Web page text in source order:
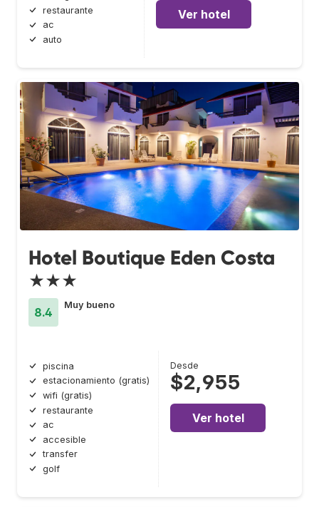
restaurante
ac
auto
Ver hotel
Hotel Boutique Eden Costa
★★★
8.4
Muy bueno
piscina
estacionamiento (gratis)
wifi (gratis)
restaurante
ac
accesible
transfer
golf
Desde
$2,955
Ver hotel